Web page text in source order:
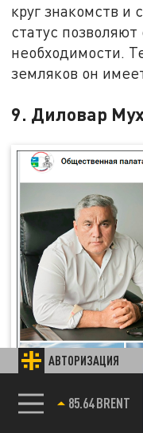
АВТОРИЗАЦИЯ
85.64 BRENT
круг знакомств и
статус
необходимости.
земляков он
9. Диловар